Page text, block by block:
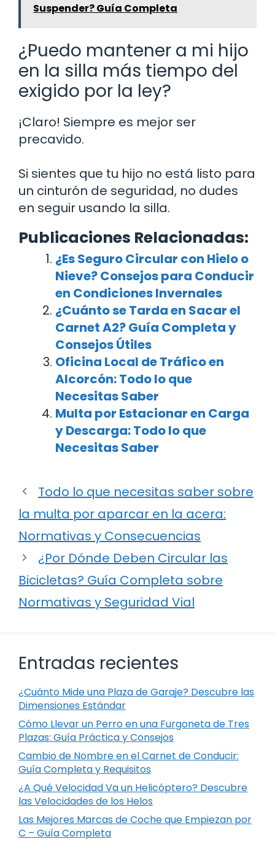
Suspender? Guía Completa
¿Puedo mantener a mi hijo
en la silla más tiempo del
exigido por la ley?
¡Claro! Siempre es mejor ser
precavido.
Si sientes que tu hijo no está listo para
un cinturón de seguridad, no dudes
en seguir usando la silla.
Publicaciones Relacionadas:
¿Es Seguro Circular con Hielo o
Nieve? Consejos para Conducir
en Condiciones Invernales
¿Cuánto se Tarda en Sacar el
Carnet A2? Guía Completa y
Consejos Útiles
Oficina Local de Tráfico en
Alcorcón: Todo lo que
Necesitas Saber
Multa por Estacionar en Carga
y Descarga: Todo lo que
Necesitas Saber
Todo lo que necesitas saber sobre
la multa por aparcar en la acera:
Normativas y Consecuencias
¿Por Dónde Deben Circular las
Bicicletas? Guía Completa sobre
Normativas y Seguridad Vial
Entradas recientes
¿Cuánto Mide una Plaza de Garaje? Descubre las
Dimensiones Estándar
Cómo Llevar un Perro en una Furgoneta de Tres
Plazas: Guía Práctica y Consejos
Cambio de Nombre en el Carnet de Conducir:
Guía Completa y Requisitos
¿A Qué Velocidad Va un Helicóptero? Descubre
las Velocidades de los Helos
Las Mejores Marcas de Coche que Empiezan por
C – Guía Completa